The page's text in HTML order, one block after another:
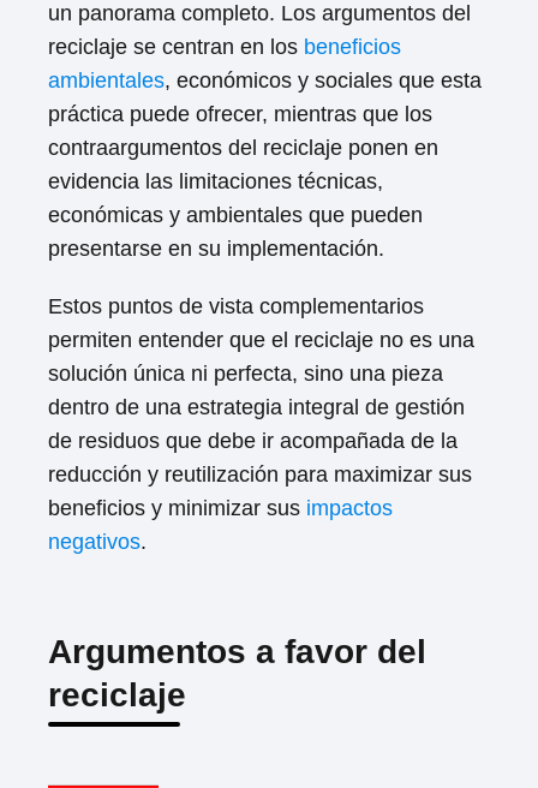
un panorama completo. Los argumentos del
reciclaje se centran en los beneficios
ambientales, económicos y sociales que esta
práctica puede ofrecer, mientras que los
contraargumentos del reciclaje ponen en
evidencia las limitaciones técnicas,
económicas y ambientales que pueden
presentarse en su implementación.
Estos puntos de vista complementarios
permiten entender que el reciclaje no es una
solución única ni perfecta, sino una pieza
dentro de una estrategia integral de gestión
de residuos que debe ir acompañada de la
reducción y reutilización para maximizar sus
beneficios y minimizar sus impactos
negativos.
Argumentos a favor del
reciclaje